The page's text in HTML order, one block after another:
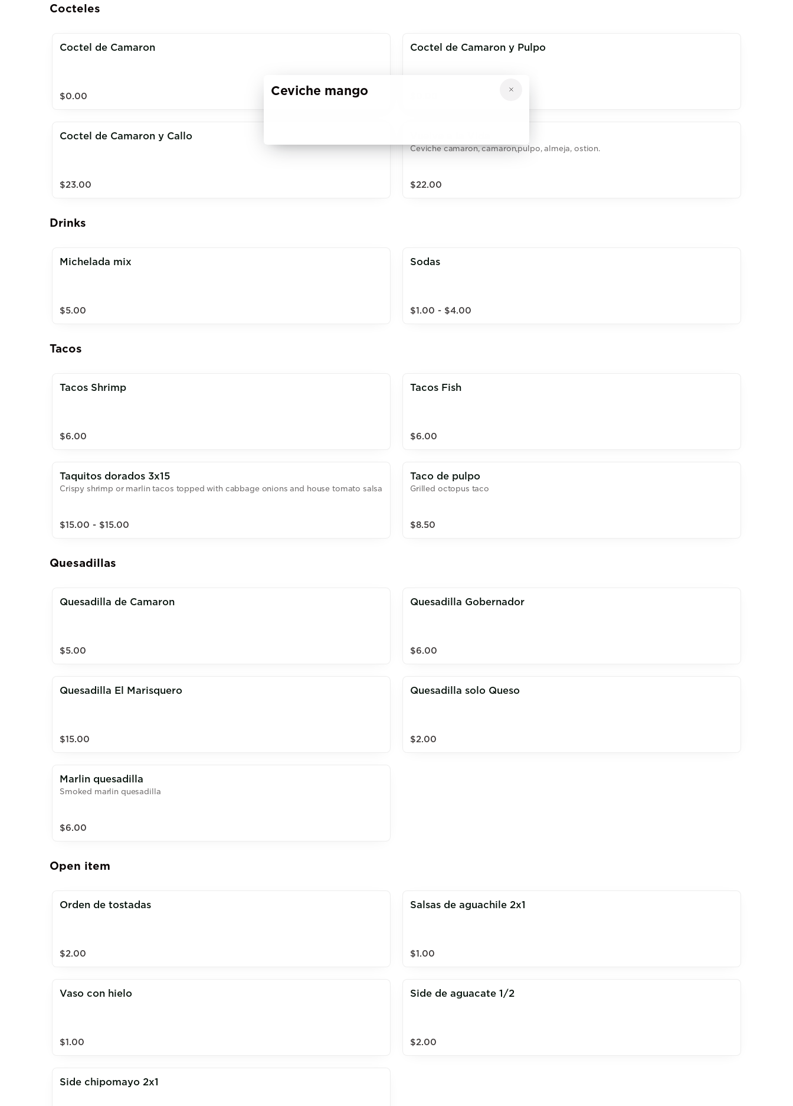
Ceviche mango
Cocteles
Coctel de Camaron
$0.00
Coctel de Camaron y Pulpo
Coctel de Camaron y Callo
$23.00
Ceviche camaron, camaron,pulpo, almeja, ostion.
$22.00
Drinks
Michelada mix
$5.00
Sodas
$1.00 - $4.00
Tacos
Tacos Shrimp
$6.00
Tacos Fish
$6.00
Taquitos dorados 3x15
Crispy shrimp or marlin tacos topped with cabbage onions and house tomato salsa
$15.00 - $15.00
Taco de pulpo
Grilled octopus taco
$8.50
Quesadillas
Quesadilla de Camaron
$5.00
Quesadilla Gobernador
$6.00
Quesadilla El Marisquero
$15.00
Quesadilla solo Queso
$2.00
Marlin quesadilla
Smoked marlin quesadilla
$6.00
Open item
Orden de tostadas
$2.00
Salsas de aguachile 2x1
$1.00
Vaso con hielo
$1.00
Side de aguacate 1/2
$2.00
Side chipomayo 2x1